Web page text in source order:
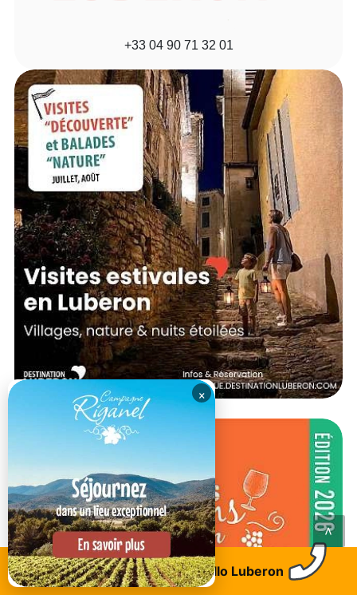
+33 04 90 71 32 01
Trouvez un logement Allo Luberon
×
<